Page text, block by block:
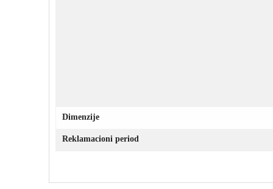
Dimenzije
Reklamacioni period